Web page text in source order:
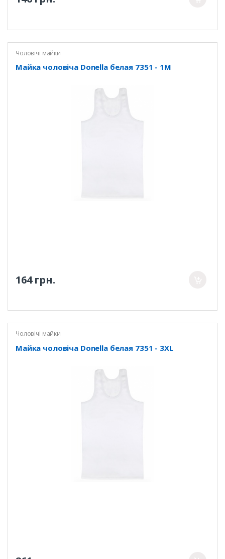
Чоловічі майки
Майка чоловіча Donella белая 7351 - 1M
164 грн.
Чоловічі майки
Майка чоловіча Donella белая 7351 - 3XL